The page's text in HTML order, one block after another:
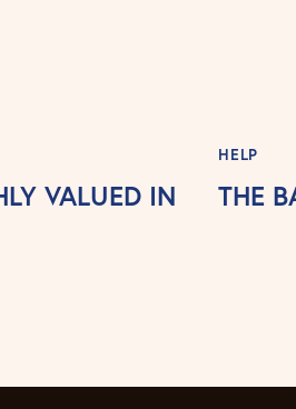
VALUED IN
HELP
THE